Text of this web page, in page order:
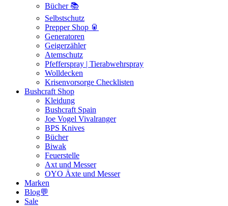
Bücher 📚
Selbstschutz
Prepper Shop 🥫
Generatoren
Geigerzähler
Atemschutz
Pfefferspray | Tierabwehrspray
Wolldecken
Krisenvorsorge Checklisten
Bushcraft Shop
Kleidung
Bushcraft Spain
Joe Vogel Vivalranger
BPS Knives
Bücher
Biwak
Feuerstelle
Axt und Messer
OYO Äxte und Messer
Marken
Blog💬
Sale